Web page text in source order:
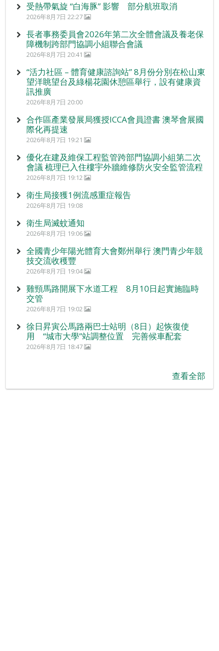
受熱帶氣旋 “白海豚” 影響 部分航班取消
2026年8月7日 22:27
長者事務委員會2026年第二次全體會議及養老保
障機制跨部門協調小組聯合會議
2026年8月7日 20:41
“活力社區 – 體育健康諮詢站” 8月份分別在松山東
望洋眺望台及綠楊花園休憩區舉行，設有健康資
訊推廣
2026年8月7日 20:00
合作區產業發展局獲授ICCA會員證書 澳琴會展國
際化再提速
2026年8月7日 19:21
優化在建及維保工程監管跨部門協調小組第二次
會議 梳理已入住樓宇外牆維修防火安全監管流程
2026年8月7日 19:12
衛生局接獲1例流感重症報告
2026年8月7日 19:08
衛生局滅蚊通知
2026年8月7日 19:06
全國青少年陽光體育大會鄭州舉行 澳門青少年競
技交流收穫豐
2026年8月7日 19:04
雞頸馬路開展下水道工程 8月10日起實施臨時
交管
2026年8月7日 19:02
徐日昇寅公馬路兩巴士站明（8日）起恢復使
用 “城市大學”站調整位置 完善候車配套
2026年8月7日 18:47
查看全部